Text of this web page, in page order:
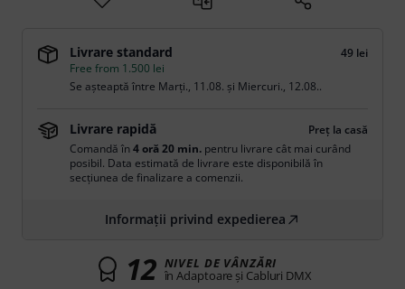
Livrare standard
49 lei
Free from 1.500 lei
Se așteaptă între Marți., 11.08. și Miercuri., 12.08..
Livrare rapidă
Preț la casă
Comandă în4 oră 20 min. pentru livrare cât mai curând
posibil. Data estimată de livrare este disponibilă în
secțiunea de finalizare a comenzii.
Informații privind expedierea
12 NIVEL DE VÂNZĂRI
în Adaptoare şi Cabluri DMX